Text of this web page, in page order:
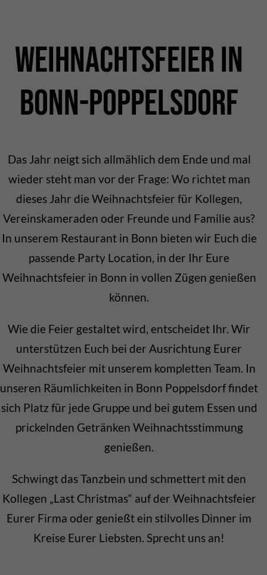
Weihnachtsfeier in
Bonn-Poppelsdorf
Das Jahr neigt sich allmählich dem Ende und mal
wieder steht man vor der Frage: Wo richtet man
dieses Jahr die Weihnachtsfeier für Kollegen,
Vereinskameraden oder Freunde und Familie aus?
In unserem Restaurant in Bonn bieten wir Euch die
passende Party Location, in der Ihr Eure
Weihnachtsfeier in Bonn in vollen Zügen genießen
können.
Wie die Feier gestaltet wird, entscheidet Ihr. Wir
unterstützen Euch bei der Ausrichtung Eurer
Weihnachtsfeier mit unserem kompletten Team. In
unseren Räumlichkeiten in Bonn Poppelsdorf findet
sich Platz für jede Gruppe und bei gutem Essen und
prickelnden Getränken Weihnachtsstimmung
genießen.
Schwingt das Tanzbein und schmettert mit den
Kollegen „Last Christmas“ auf der Weihnachtsfeier
Eurer Firma oder genießt ein stilvolles Dinner im
Kreise Eurer Liebsten. Sprecht uns an!